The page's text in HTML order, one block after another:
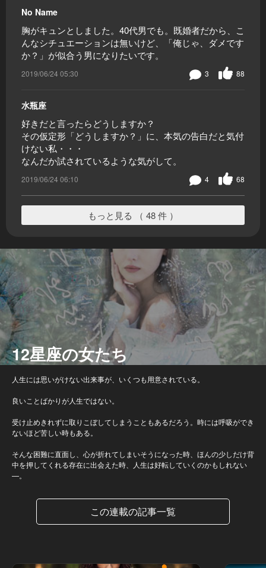
No Name
胸がキュンとしました。40代男でも。既婚者だから、こ
んなシチュエーションは無いけど、「俺じゃ、ダメです
か？」が似合う男になりたいです。
2019/06/24 05:30 88
3
水瓶座
好きだと言ったらどうしますか？
その仮定形「どうしますか？」に、本気の告白だと気付
けない私・・・
なんだか試されているような気がして。
2019/06/24 06:10 68
4
もっと見る （ 48 件 ）
12星座の女たち
人生には思いがけない出来事が、いくつも用意されている。
良いことばかりが人生ではない。
受け止めきれずに取りこぼしてしまうこともあるだろう。時には呼吸ができ
ないほど苦しい時もある。
そんな困難に直面し、心が折れてしまいそうになった時、ほんの少しだけ背
中を押してくれる存在に出会えた時、人生は好転していくのかもしれない
—。
この連載の記事一覧